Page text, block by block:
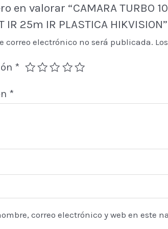
en valorar “CAMARA TURBO
IR 25m IR PLASTICA HIKVISION”
correo electrónico no será publicada.
*
*
correo electrónico y web en este